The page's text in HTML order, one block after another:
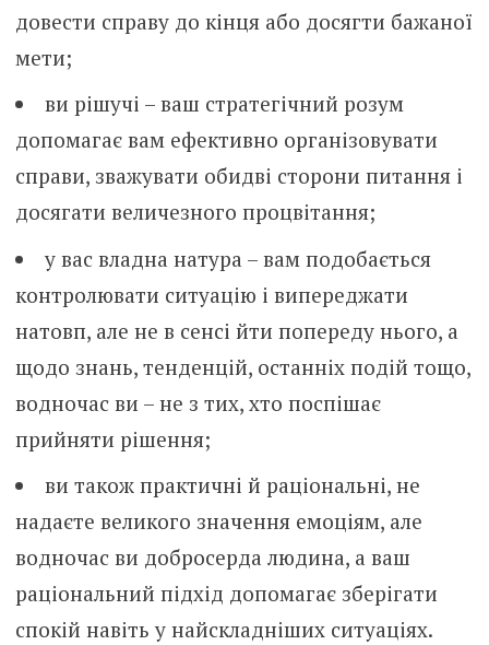
довести справу до кінця або досягти бажаної
мети;
ви рішучі – ваш стратегічний розум
допомагає вам ефективно організовувати
справи, зважувати обидві сторони питання і
досягати величезного процвітання;
у вас владна натура – вам подобається
контролювати ситуацію і випереджати
натовп, але не в сенсі йти попереду нього, а
щодо знань, тенденцій, останніх подій тощо,
водночас ви – не з тих, хто поспішає
прийняти рішення;
ви також практичні й раціональні, не
надаєте великого значення емоціям, але
водночас ви добросерда людина, а ваш
раціональний підхід допомагає зберігати
спокій навіть у найскладніших ситуаціях.